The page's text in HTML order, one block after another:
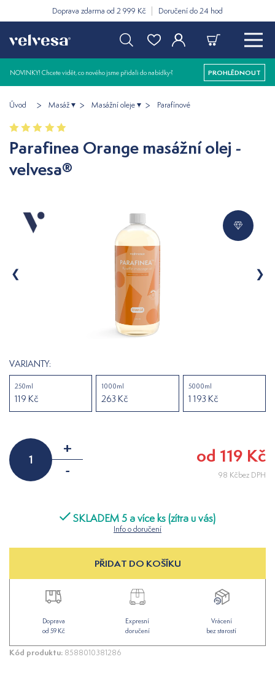
Doprava zdarma od 2 999 Kč Doručení do 24 hod
NOVINKY! Chcete vidět, co nového jsme přidali do nabídky? PROHLÉDNOUT
Úvod Masáž Masážní oleje Parafínové
Parafinea Orange masážní olej -
velvesa®
VARIANTY:
250ml
119 Kč
1000ml
263 Kč
5000ml
1 193 Kč
+
-
od 119 Kč
98 Kčbez DPH
SKLADEM 5 a více ks (zítra u vás)
Info o doručení
PŘIDAT DO KOŠÍKU
Doprava
od 59 Kč
Expresní
doručení
Vrácení
bez starostí
Kód produktu: 8588010381286